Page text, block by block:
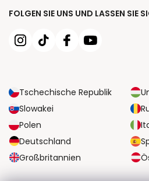
FOLGEN SIE UNS UND LASSEN SIE
Tschechische Republik
Slowakei
Polen
Deutschland
Großbritannien